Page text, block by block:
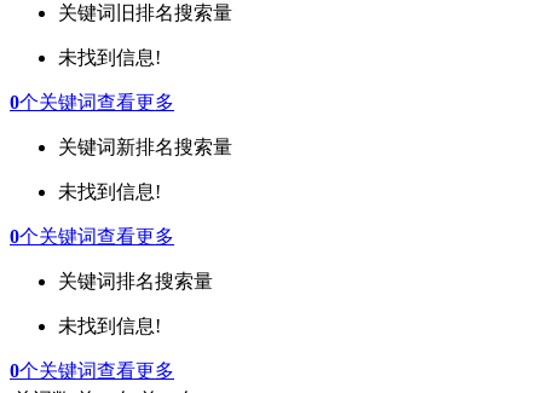
关键词 旧排名搜索量
未找到信息!
0个关键词查看更多
关键词新排名搜索量
未找到信息!
0个关键词查看更多
关键词排名搜索量
未找到信息!
0个关键词查看更多